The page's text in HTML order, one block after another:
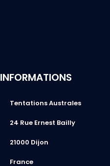
INFORMATIONS
Tentations Australes
24 Rue Ernest Bailly
21000 Dijon
France